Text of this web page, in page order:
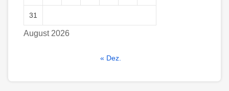
August 2026
31
« Dez.